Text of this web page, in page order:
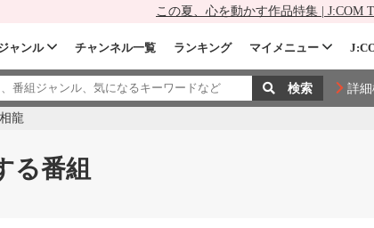
この夏、心を動かす作品特集 | J:COM
ャンル チャンネル一覧 ランキング マイメニュー
詳
龍
る番組